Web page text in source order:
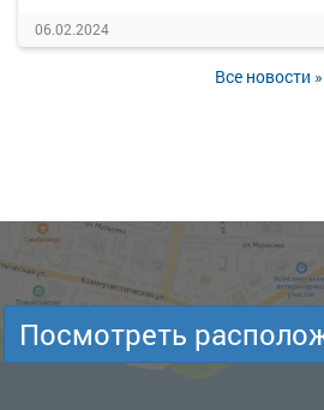
06.02.2024
Все новости »
Посмотреть